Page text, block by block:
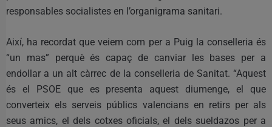
responsables socialistes en l’organigrama sanitari.
Així, ha recordat que veiem com per a Puig la conselleria és
“un mas” perquè és capaç de canviar les bases per a
endollar a un alt càrrec de la conselleria de Sanitat. “Aquest
és el PSOE que es presenta aquest diumenge, el que
converteix els serveis públics valencians en retirs per als
seus amics, el dels cotxes oficials, el dels sueldazos per a